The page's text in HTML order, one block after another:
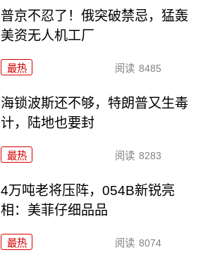
普京不忍了！俄突破禁忌，猛轰
美资无人机工厂
最热 阅读 8485
海锁波斯还不够，特朗普又生毒
计，陆地也要封
最热 阅读 8283
4万吨老将压阵，054B新锐亮
相：美菲仔细品品
最热 阅读 8074